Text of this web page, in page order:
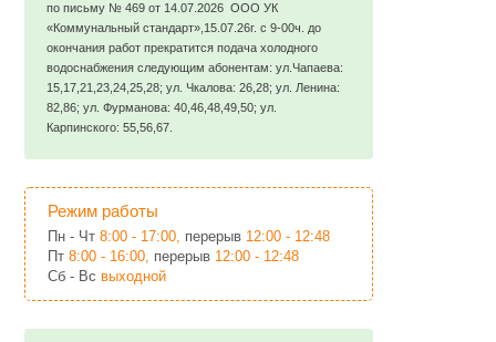
по письму № 469 от 14.07.2026 ООО УК
«Коммунальный стандарт»,15.07.26г. с 9-00ч. до
окончания работ прекратится подача холодного
водоснабжения следующим абонентам: ул.Чапаева:
15,17,21,23,24,25,28; ул. Чкалова: 26,28; ул. Ленина:
82,86; ул. Фурманова: 40,46,48,49,50; ул.
Карпинского: 55,56,67.
Режим работы
Пн - Чт 8:00 - 17:00, перерыв 12:00 - 12:48
Пт 8:00 - 16:00, перерыв 12:00 - 12:48
Сб - Вс выходной